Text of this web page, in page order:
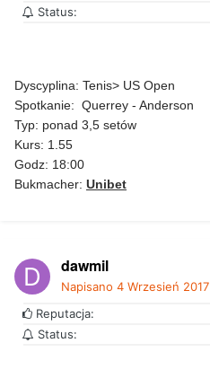
Status:
Dyscyplina: Tenis> US Open
Spotkanie: Querrey - Anderson
Typ: ponad 3,5 setów
Kurs: 1.55
Godz: 18:00
Bukmacher: Unibet
dawmil
Napisano 4 Wrzesień 2017
Reputacja:
Status: